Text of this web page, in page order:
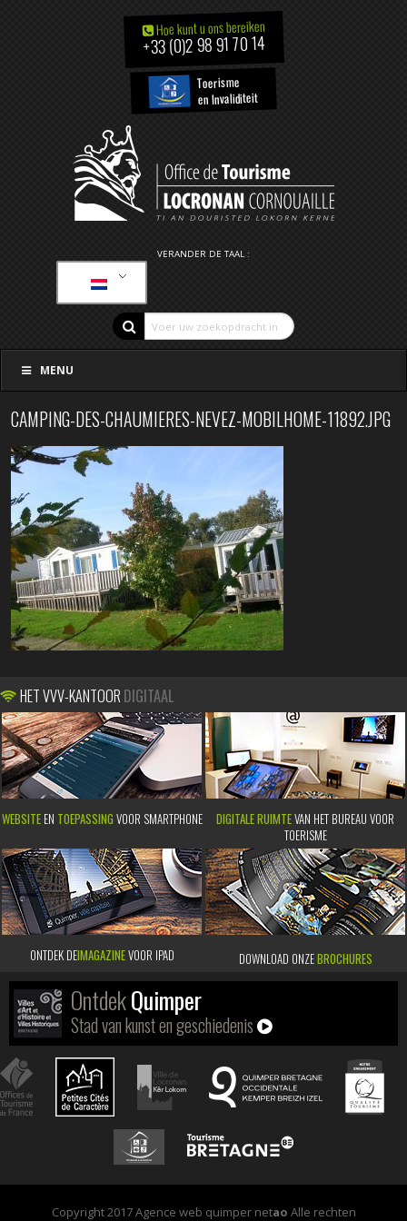
Hoe kunt u ons bereiken
+33 (0)2 98 91 70 14
Toerisme
en Invaliditeit
VERANDER DE TAAL :
MENU
CAMPING-DES-CHAUMIERES-NEVEZ-MOBILHOME-11892.JPG
HET VVV-KANTOOR DIGITAAL
WEBSITEEN TOEPASSING VOOR SMARTPHONE DIGITALE RUIMTEVAN HET BUREAU VOOR
TOERISME
ONTDEK DEIMAGAZINEVOOR IPAD DOWNLOAD ONZEBROCHURES
OntdekQuimper
Stad van kunst en geschiedenis
Copyright 2017 Agence web quimper netao Alle rechten